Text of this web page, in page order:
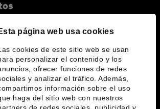
página web usa cookies
cookies de este sitio web se usan
personalizar el contenido y los
ofrecer funciones de redes
y analizar el tráfico. Además,
información sobre el uso
haga del sitio web con nuestros
el Foro
idiomas